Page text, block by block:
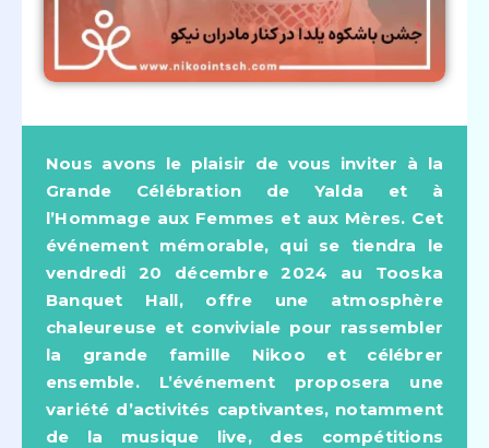
Nous avons le plaisir de vous inviter à la
Grande Célébration de Yalda et à
l’Hommage aux Femmes et aux Mères. Cet
événement mémorable, qui se tiendra le
vendredi 20 décembre 2024 au Tooska
Banquet Hall, offre une atmosphère
chaleureuse et conviviale pour rassembler
la grande famille Nikoo et célébrer
ensemble. L’événement proposera une
variété d’activités captivantes, notamment
de la musique live, des compétitions